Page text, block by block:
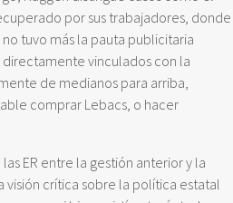
por sus trabajadores, donde
tuvo más la pauta publicitaria
vinculados con la
de medianos para arriba,
comprar Lebacs, o hacer
ER entre la gestión anterior y la
visión crítica sobre la política estatal